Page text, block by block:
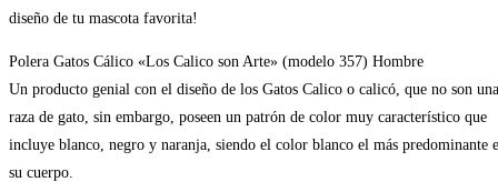
diseño de tu mascota favorita!
Polera Gatos Cálico «Los Calico son Arte» (modelo 357) Hombre
Un producto genial con el diseño de los Gatos Calico o calicó, que no son una
raza de gato, sin embargo, poseen un patrón de color muy característico que
incluye blanco, negro y naranja, siendo el color blanco el más predominante
su cuerpo.